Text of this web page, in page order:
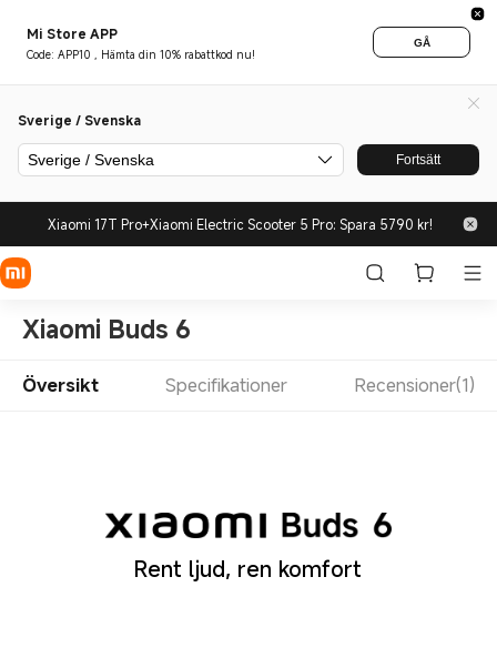
Mi Store APP
Code: APP10 , Hämta din 10% rabattkod nu!
GÅ
Sverige / Svenska
Sverige / Svenska Fortsätt
Xiaomi 17T Pro+Xiaomi Electric Scooter 5 Pro: Spara 5790 kr!
Xiaomi Buds 6
Översikt Specifikationer Recensioner(1)
Rent ljud, ren komfort